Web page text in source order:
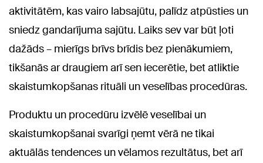
aktivitātēm, kas vairo labsajūtu, palīdz atpūsties un
sniedz gandarījuma sajūtu. Laiks sev var būt ļoti
dažāds – mierīgs brīvs brīdis bez pienākumiem,
tikšanās ar draugiem arī sen iecerētie, bet atliktie
skaistumkopšanas rituāli un veselības procedūras.
Produktu un procedūru izvēlē veselībai un
skaistumkopšanai svarīgi ņemt vērā ne tikai
aktuālās tendences un vēlamos rezultātus, bet arī